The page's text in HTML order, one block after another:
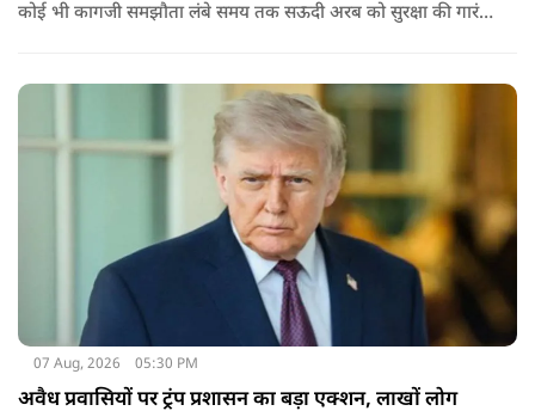
कोई भी कागजी समझौता लंबे समय तक सऊदी अरब को सुरक्षा की गारंटी
07 Aug, 2026 05:30 PM
अवैध प्रवासियों पर ट्रंप प्रशासन का बड़ा एक्शन, लाखों लोग